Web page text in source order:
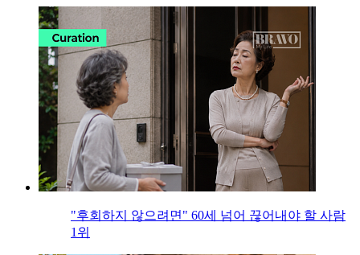
"후회하지 않으려면" 60세 넘어 끊어내야 할 사람
1위